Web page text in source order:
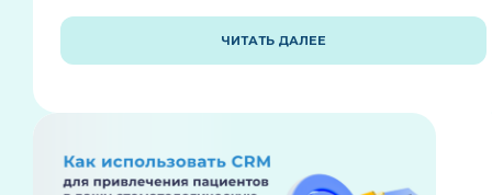
ЧИТАТЬ ДАЛЕЕ